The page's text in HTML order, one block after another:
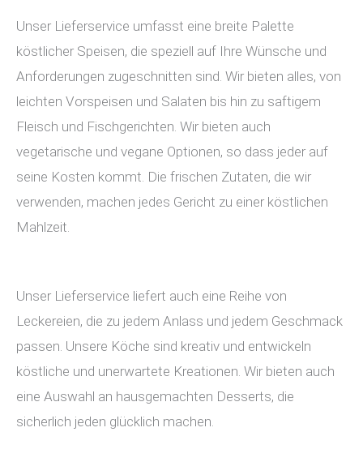
Unser Lieferservice umfasst eine breite Palette
köstlicher Speisen, die speziell auf Ihre Wünsche und
Anforderungen zugeschnitten sind. Wir bieten alles, von
leichten Vorspeisen und Salaten bis hin zu saftigem
Fleisch und Fischgerichten. Wir bieten auch
vegetarische und vegane Optionen, so dass jeder auf
seine Kosten kommt. Die frischen Zutaten, die wir
verwenden, machen jedes Gericht zu einer köstlichen
Mahlzeit.
Unser Lieferservice liefert auch eine Reihe von
Leckereien, die zu jedem Anlass und jedem Geschmack
passen. Unsere Köche sind kreativ und entwickeln
köstliche und unerwartete Kreationen. Wir bieten auch
eine Auswahl an hausgemachten Desserts, die
sicherlich jeden glücklich machen.